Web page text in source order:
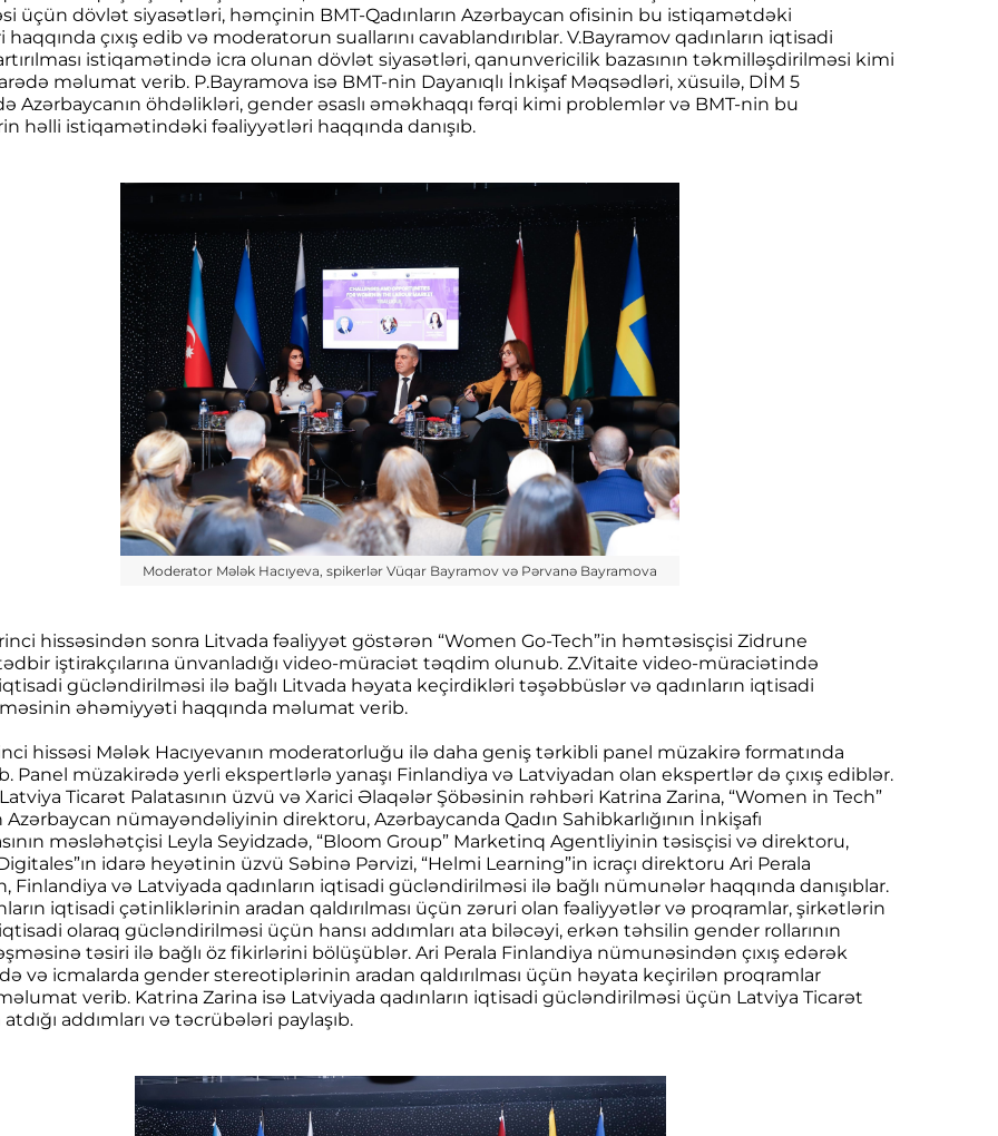
üçün dövlət siyasətləri, həmçinin BMT-Qadınların Azərbaycan ofisinin bu istiqamətdəki
çıxış edib və moderatorun suallarını cavablandırıblar. V.Bayramov qadınların iqtisadi
artırılması istiqamətində icra olunan dövlət siyasətləri, qanunvericilik bazasının təkmilləşdirilməsi kimi
məlumat verib. P.Bayramova isə BMT-nin Dayanıqlı İnkişaf Məqsədləri, xüsuilə, DİM 5
Azərbaycanın öhdəlikləri, gender əsaslı əməkhaqqı fərqi kimi problemlər və BMT-nin bu
həlli istiqamətindəki fəaliyyətləri haqqında danışıb.
Moderator Mələk Hacıyeva, spikerlər Vüqar Bayramov və Pərvanə Bayramova
hissəsindən sonra Litvada fəaliyyət göstərən “Women Go-Tech”in həmtəsisçisi Zidrune
iştirakçılarına ünvanladığı video-müraciət təqdim olunub. Z.Vitaite video-müraciətində
iqtisadi gücləndirilməsi ilə bağlı Litvada həyata keçirdikləri təşəbbüslər və qadınların iqtisadi
əhəmiyyəti haqqında məlumat verib.
hissəsi Mələk Hacıyevanın moderatorluğu ilə daha geniş tərkibli panel müzakirə formatında
Panel müzakirədə yerli ekspertlərlə yanaşı Finlandiya və Latviyadan olan ekspertlər də çıxış ediblər.
Ticarət Palatasının üzvü və Xarici Əlaqələr Şöbəsinin rəhbəri Katrina Zarina, “Women in Tech”
Azərbaycan nümayəndəliyinin direktoru, Azərbaycanda Qadın Sahibkarlığının İnkişafı
məsləhətçisi Leyla Seyidzadə, “Bloom Group” Marketinq Agentliyinin təsisçisi və direktoru,
idarə heyətinin üzvü Səbinə Pərvizi, “Helmi Learning”in icraçı direktoru Ari Perala
Finlandiya və Latviyada qadınların iqtisadi gücləndirilməsi ilə bağlı nümunələr haqqında danışıblar.
iqtisadi çətinliklərinin aradan qaldırılması üçün zəruri olan fəaliyyətlər və proqramlar, şirkətlərin
iqtisadi olaraq gücləndirilməsi üçün hansı addımları ata biləcəyi, erkən təhsilin gender rollarının
təsiri ilə bağlı öz fikirlərini bölüşüblər. Ari Perala Finlandiya nümunəsindən çıxış edərək
və icmalarda gender stereotiplərinin aradan qaldırılması üçün həyata keçirilən proqramlar
verib. Katrina Zarina isə Latviyada qadınların iqtisadi gücləndirilməsi üçün Latviya Ticarət
atdığı addımları və təcrübələri paylaşıb.